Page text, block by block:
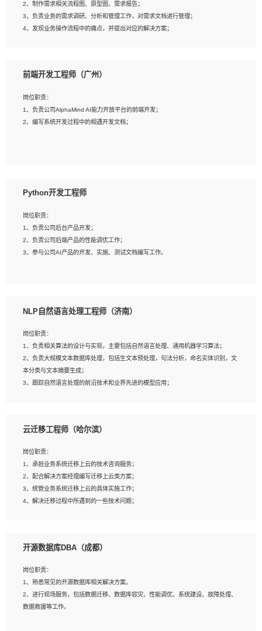
Apache、Nginx、Zabbix、Kafka等
5、熟悉主流虚拟化技术，如：VMware、KVM
6、具备网络方面的基础知识，熟悉常见的网络协议，如TCP/IP，转发原理，路由优
8、有良好的文档编写能力和沟通能力，有RHCE证书优先
2、制作需求相关流程图、原型图、需求报告；
3、负责业务的需求调研、分析和管理工作，对需求文档进行管理；
4、发现业务操作流程中的痛点，并提出对应的解决方案；
岗位要求：
2、熟悉产品及需求规划工具，如:Axure、Xmind、MS Project等；
3、具备良好的交流协调能力，有较强的责任感、工作积极主动；
4、有较强的系统需求分析、文档编写能力、沟通能力；
前端开发工程师（广州）
岗位职责：
1、负责公司AlphaMind AI能力开放平台的前端开发；
2、编写系统开发过程中的相遇开发文档；
3、熟悉react/vue/angular任何一种前端框架，熟悉react优先；
5、善于沟通，具有团队意识；
Python开发工程师
岗位职责：
1、负责公司后台产品开发；
2、负责公司后端产品的性能调优工作；
3、参与公司AI产品的开发、实施、测试文档编写工作。
验的更佳；
3、熟悉数据库开发，熟悉Mysql、Oracle、MongoDb数据库应用开发其中一种；
4、熟悉Python Wed框架（Django/Flask...）代码能力优秀，熟悉编码规范和具备
良好的文档编写能力）；
5、沟通表达能力强，具备团队协作能力。
NLP自然语言处理工程师（济南）
岗位职责：
1、负责相关算法的设计与实现，主要包括自然语言处理、通用机器学习算法；
2、负责大规模文本数据库处理，包括生文本预处理，句法分析，命名实体识别，文
本分类与文本摘要生成；
3、跟踪自然语言处理的前沿技术和业界先进的模型应用；
岗位要求：
2、熟悉tensorflow，keras，pytorch等常规深度学习框架，快速根据客户需求实现
有效的模型；
3、熟悉掌握至少一种编程语言，如：Python，Java；
4、 熟悉NLP相关算法与实现；
5、至少有一次及以上问答系统的项目实践，熟悉问答系统全流程开发者优先；
云迁移工程师（哈尔滨）
岗位职责：
1、承担业务系统迁移上云的技术咨询服务；
2、配合解决方案经理编写迁移上云类方案；
3、统管业务系统迁移上云的具体实施工作；
4、解决迁移过程中所遇到的一些技术问题；
1、专科及以上学历，三年以上工作经验，计算机等相关专业；
3、熟悉常见操作系统、存储、网络、 IO 等相关原理；
4、具有迁移工具实操经验，具备P2V、V2V迁移能力；
5、熟练华为、VMware虚拟化、云计算及云存储技术；
6、熟悉主流数据库、应用服务器、中间件部署架构和运维方法；
开源数据库DBA（成都）
岗位职责：
1、熟悉常见的开源数据库相关解决方案。
2、进行现场服务，包括数据迁移、数据库容灾、性能调优、系统建设、故障处理、
数据救援等工作。